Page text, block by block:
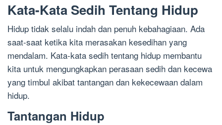
Kata-Kata Sedih Tentang Hidup
Hidup tidak selalu indah dan penuh kebahagiaan. Ada
saat-saat ketika kita merasakan kesedihan yang
mendalam. Kata-kata sedih tentang hidup membantu
kita untuk mengungkapkan perasaan sedih dan kecewa
yang timbul akibat tantangan dan kekecewaan dalam
hidup.
Tantangan Hidup